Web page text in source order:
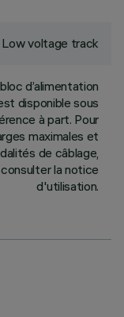
Low voltage track
d’alimentation
disponible sous
à part. Pour
maximales et
de câblage,
consulter la notice
d'utilisation.